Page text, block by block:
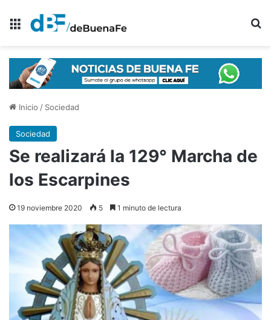
Menú
Inicio / Sociedad
Sociedad
Se realizará la 129° Marcha de
los Escarpines
19 noviembre 2020 5 1 minuto de lectura